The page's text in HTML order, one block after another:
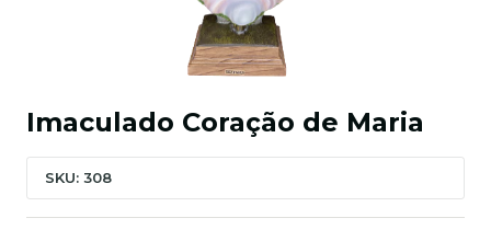
Imaculado Coração de Maria
SKU: 308